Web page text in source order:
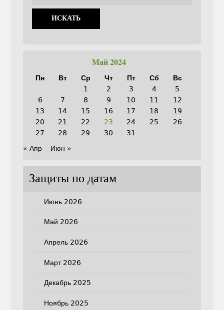
Май 2024
Пн Вт Ср Чт Пт Сб
Вс
1
2 3 4
5
6
7 8 9 10 11
12
13
14 15 16 17 18
19
20
21 22 23 24 25
26
27
28 29 30
31
« Апр
Июн »
Защиты по датам
Июнь 2026
Май 2026
Апрель 2026
Март 2026
Декабрь 2025
Ноябрь 2025